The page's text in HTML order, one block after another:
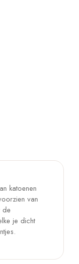
katoenen
van
de
je dicht